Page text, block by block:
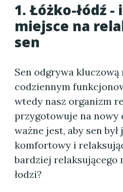
1. Łóżko-łódź -
miejsce na
sen
Sen odgrywa kluczową
codziennym
wtedy nasz organizm
przygotowuje na nowy
ważne jest, aby sen
komfortowy i
bardziej relaksującego
łodzi?